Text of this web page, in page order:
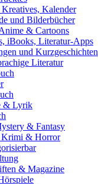
Kreatives, Kalender
und Bilderbücher
& Cartoons
iBooks, Literatur-Apps
und Kurzgeschichten
Literatur
& Lyrik
& Fantasy
Krimi & Horror
& Magazine